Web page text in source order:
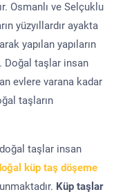
Osmanlı ve Selçuklu
yüzyıllardır ayakta
yapılan yapıların
Doğal taşlar insan
evlere varana kadar
taşların
doğal taşlar insan
küp taş döşeme
Küp taşlar